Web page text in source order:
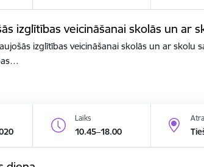
izglītības veicināšanai skolās un ar
izglītības veicināšanai skolās un ar skolu
Laiks
10.45–18.00